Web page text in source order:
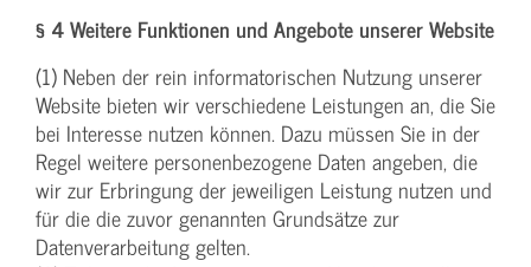
§ 4 Weitere Funktionen und Angebote unserer Website
(1) Neben der rein informatorischen Nutzung unserer
Website bieten wir verschiedene Leistungen an, die Sie
bei Interesse nutzen können. Dazu müssen Sie in der
Regel weitere personenbezogene Daten angeben, die
wir zur Erbringung der jeweiligen Leistung nutzen und
für die die zuvor genannten Grundsätze zur
Datenverarbeitung gelten.